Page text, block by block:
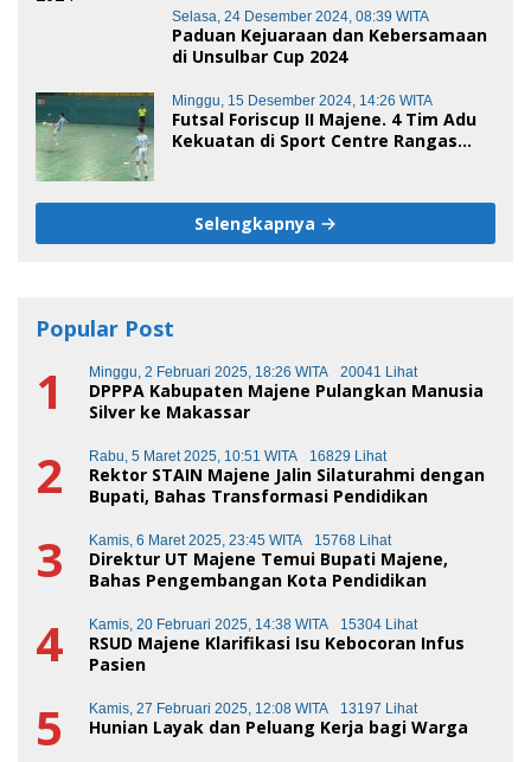
Selasa, 24 Desember 2024, 08:39 WITA
Paduan Kejuaraan dan Kebersamaan
di Unsulbar Cup 2024
Minggu, 15 Desember 2024, 14:26 WITA
Futsal Foriscup II Majene. 4 Tim Adu
Kekuatan di Sport Centre Rangas
Selengkapnya
Popular Post
1 Minggu, 2 Februari 2025, 18:26 WITA 20041 Lihat
DPPPA Kabupaten Majene Pulangkan Manusia
Silver ke Makassar
2 Rabu, 5 Maret 2025, 10:51 WITA 16829 Lihat
Rektor STAIN Majene Jalin Silaturahmi dengan
Bupati, Bahas Transformasi Pendidikan
3 Kamis, 6 Maret 2025, 23:45 WITA 15768 Lihat
Direktur UT Majene Temui Bupati Majene,
Bahas Pengembangan Kota Pendidikan
4 Kamis, 20 Februari 2025, 14:38 WITA 15304 Lihat
RSUD Majene Klarifikasi Isu Kebocoran Infus
Pasien
5 Kamis, 27 Februari 2025, 12:08 WITA 13197 Lihat
Hunian Layak dan Peluang Kerja bagi Warga